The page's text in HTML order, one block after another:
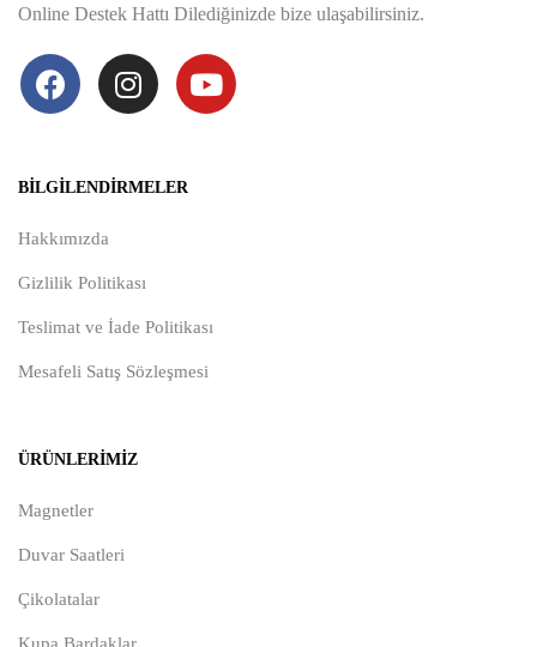
Online Destek Hattı Dilediğinizde bize ulaşabilirsiniz.
BILGILENDIRMELER
Hakkımızda
Gizlilik Politikası
Teslimat ve İade Politikası
Mesafeli Satış Sözleşmesi
ÜRÜNLERIMIZ
Magnetler
Duvar Saatleri
Çikolatalar